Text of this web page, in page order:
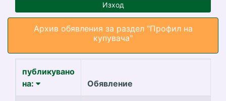
Изход
Архив обявления за раздел "Профил на
купувача"
публикувано
на:
Обявление